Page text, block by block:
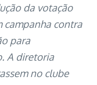
da votação
campanha contra
para
A diretoria
no clube